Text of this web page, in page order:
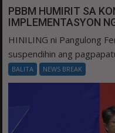
PBBM HUMIRIT SA
IMPLEMENTASYON
HINILING ni Pangulong
suspendihin ang
BALITA NEWS BREAK